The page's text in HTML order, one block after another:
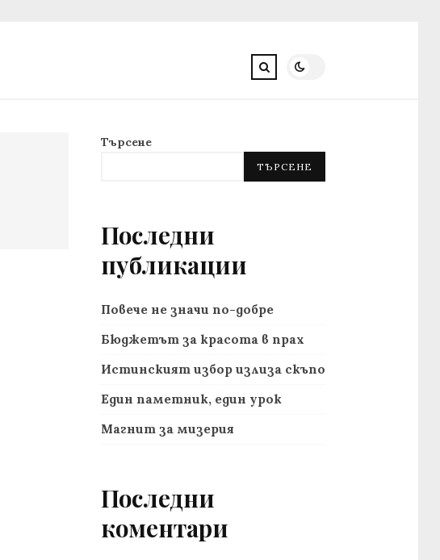
Търсене
ТЪРСЕНЕ
Последни
публикации
Повече не значи по-добре
Бюджетът за красота в прах
Истинският избор излиза скъпо
Един паметник, един урок
Магнит за мизерия
Последни
коментари